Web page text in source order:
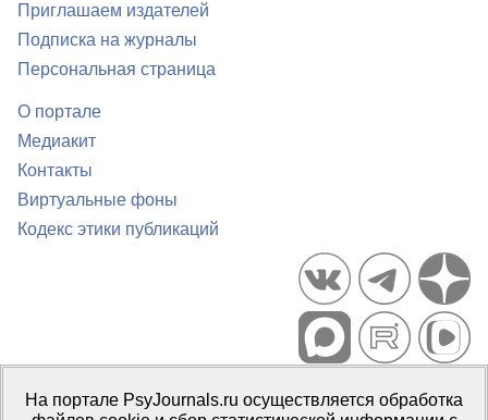
Приглашаем издателей
Подписка на журналы
Персональная страница
О портале
Медиакит
Контакты
Виртуальные фоны
Кодекс этики публикаций
Портал психологических изданий PsyJournals.ru, 2007–2026
Правила использования материалов
На портале PsyJournals.ru осуществляется обработка